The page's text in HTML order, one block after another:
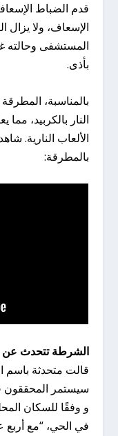
قدم الضباط
الإسعاف، ولا
المستشفى وحالته
بأذى.
بالمناسبة،
النار بالكربيد،
الألعاب النارية.
بالمطرقة:
الشرطة تتحدث
قالت متحدثة باسم
سيستمر المحققون
و وفقًا للسكان
في الحي، “مع أربع